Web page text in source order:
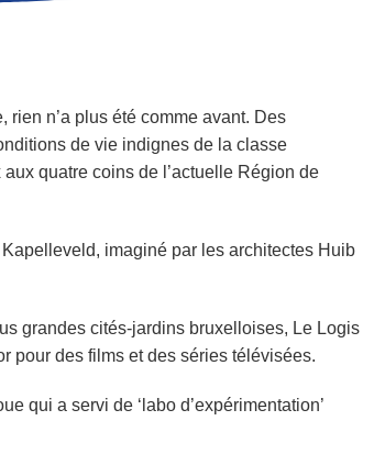
n’a plus été comme avant. Des
de vie indignes de la classe
quatre coins de l’actuelle Région de
imaginé par les architectes Huib
grandes cités-jardins bruxelloises, Le Logis
pour des films et des séries télévisées.
qui a servi de ‘labo d’expérimentation’